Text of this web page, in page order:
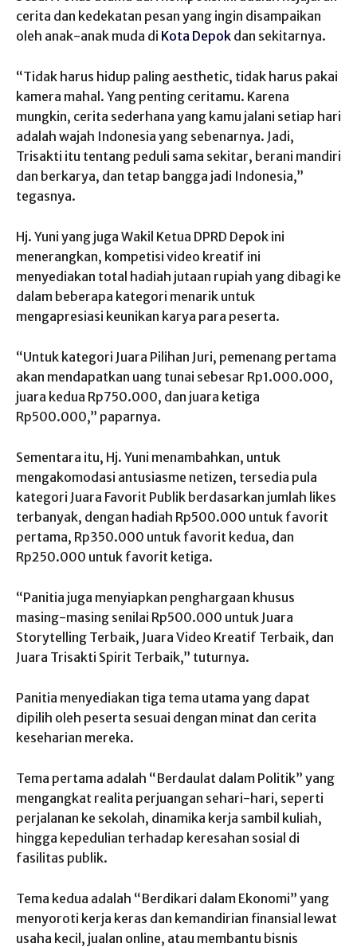
cerita dan kedekatan pesan yang ingin disampaikan
oleh anak-anak muda di Kota Depok dan sekitarnya.
“Tidak harus hidup paling aesthetic, tidak harus pakai
kamera mahal. Yang penting ceritamu. Karena
mungkin, cerita sederhana yang kamu jalani setiap hari
adalah wajah Indonesia yang sebenarnya. Jadi,
Trisakti itu tentang peduli sama sekitar, berani mandiri
dan berkarya, dan tetap bangga jadi Indonesia,”
tegasnya.
Hj. Yuni yang juga Wakil Ketua DPRD Depok ini
menerangkan, kompetisi video kreatif ini
menyediakan total hadiah jutaan rupiah yang dibagi ke
dalam beberapa kategori menarik untuk
mengapresiasi keunikan karya para peserta.
“Untuk kategori Juara Pilihan Juri, pemenang pertama
akan mendapatkan uang tunai sebesar Rp1.000.000,
juara kedua Rp750.000, dan juara ketiga
Rp500.000,” paparnya.
Sementara itu, Hj. Yuni menambahkan, untuk
mengakomodasi antusiasme netizen, tersedia pula
kategori Juara Favorit Publik berdasarkan jumlah likes
terbanyak, dengan hadiah Rp500.000 untuk favorit
pertama, Rp350.000 untuk favorit kedua, dan
Rp250.000 untuk favorit ketiga.
“Panitia juga menyiapkan penghargaan khusus
masing-masing senilai Rp500.000 untuk Juara
Storytelling Terbaik, Juara Video Kreatif Terbaik, dan
Juara Trisakti Spirit Terbaik,” tuturnya.
Panitia menyediakan tiga tema utama yang dapat
dipilih oleh peserta sesuai dengan minat dan cerita
keseharian mereka.
Tema pertama adalah “Berdaulat dalam Politik” yang
mengangkat realita perjuangan sehari-hari, seperti
perjalanan ke sekolah, dinamika kerja sambil kuliah,
hingga kepedulian terhadap keresahan sosial di
fasilitas publik.
Tema kedua adalah “Berdikari dalam Ekonomi” yang
menyoroti kerja keras dan kemandirian finansial lewat
usaha kecil, jualan online, atau membantu bisnis